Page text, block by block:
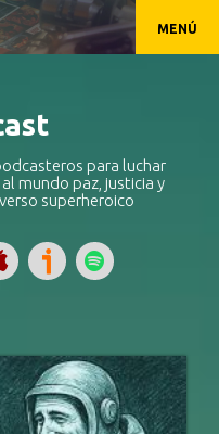
MENÚ
para luchar
mundo paz, justicia y
superheroico